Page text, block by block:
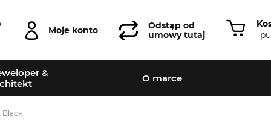
Moje konto
Odstąp od
umowy tutaj
&
O marce
Black